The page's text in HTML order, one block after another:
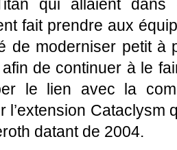
qui allaient
fait prendre aux
de moderniser petit à
de continuer à le
le lien avec la
l’extension
datant de 2004.